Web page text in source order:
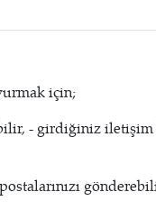
için;
- girdiğiniz iletişim